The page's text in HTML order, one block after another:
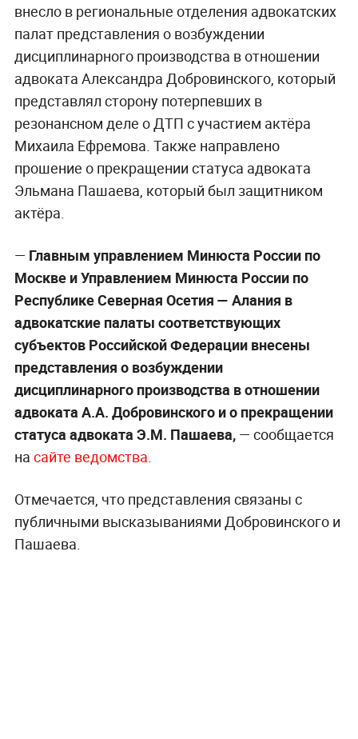
внесло в региональные отделения адвокатских
палат представления о возбуждении
дисциплинарного производства в отношении
адвоката Александра Добровинского, который
представлял сторону потерпевших в
резонансном деле о ДТП с участием актёра
Михаила Ефремова. Также направлено
прошение о прекращении статуса адвоката
Эльмана Пашаева, который был защитником
актёра.
— Главным управлением Минюста России по
Москве и Управлением Минюста России по
Республике Северная Осетия — Алания в
адвокатские палаты соответствующих
субъектов Российской Федерации внесены
представления о возбуждении
дисциплинарного производства в отношении
адвоката А.А. Добровинского и о прекращении
статуса адвоката Э.М. Пашаева,— сообщается
на сайте ведомства
Отмечается, что представления связаны с
публичными высказываниями Добровинского и
Пашаева.